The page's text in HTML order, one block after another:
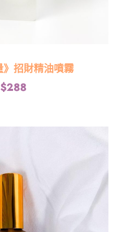
》招財精油噴霧
$288